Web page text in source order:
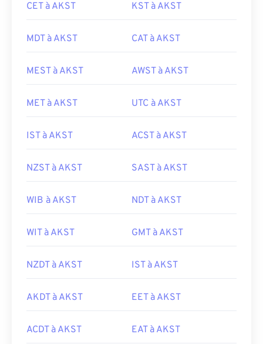
CET à AKST KST à AKST
MDT à AKST CAT à AKST
MEST à AKST AWST à AKST
MET à AKST UTC à AKST
IST à AKST ACST à AKST
NZST à AKST SAST à AKST
WIB à AKST NDT à AKST
WIT à AKST GMT à AKST
NZDT à AKST IST à AKST
AKDT à AKST EET à AKST
ACDT à AKST EAT à AKST